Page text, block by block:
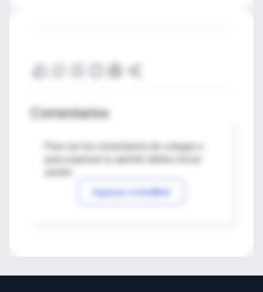
Comentarios
Para ver los comentarios de colegas o
Ingresar a IntraMed